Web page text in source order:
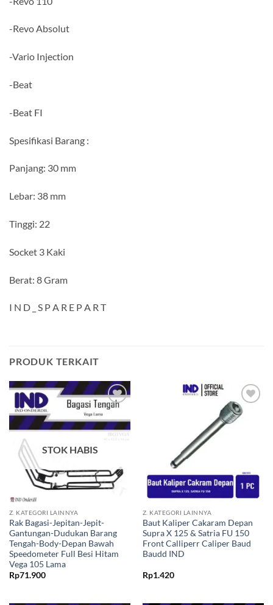
-Revo Absolut
-Vario Injection
-Beat
-Beat FI
Spesifikasi Barang :
Panjang: 30 mm
Lebar: 38 mm
Tinggi: 22
Socket 3 Kaki
Berat: 8 Gram
I N D _ S P A R E P A R T
PRODUK TERKAIT
Tambahkan
ke Wishlist
STOK HABIS
Z. KATEGORI LAINNYA
Rak Bagasi-Jepitan-Jepit-
Gantungan-Dudukan Barang
Tengah-Body-Depan Bawah
Speedometer Full Besi Hitam
Vega 105 Lama
Rp71.900
Tambahkan
ke Wishlist
Z. KATEGORI LAINNYA
Baut Kaliper Cakaram Depan
Supra X 125 & Satria FU 150
Front Calliperr Caliper Baud
Baudd IND
Rp1.420